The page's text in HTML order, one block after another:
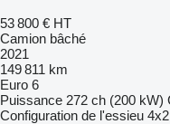
53 800 € HT
Camion bâché
2021
149 811 km
Euro 6
Puissance 272 ch (200 kW)
Configuration de l'essieu 4x2